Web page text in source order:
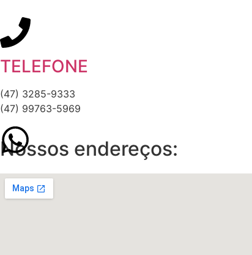
TELEFONE
(47) 3285-9333
(47) 99763-5969
Nossos endereços: